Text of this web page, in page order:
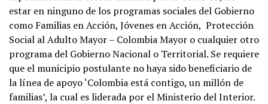
estar en ninguno de los programas sociales del Gobierno
como Familias en Acción, Jóvenes en Acción, Protección
Social al Adulto Mayor – Colombia Mayor o cualquier otro
programa del Gobierno Nacional o Territorial. Se requiere
que el municipio postulante no haya sido beneficiario de
la línea de apoyo ‘Colombia está contigo, un millón de
familias’, la cual es liderada por el Ministerio del Interior.